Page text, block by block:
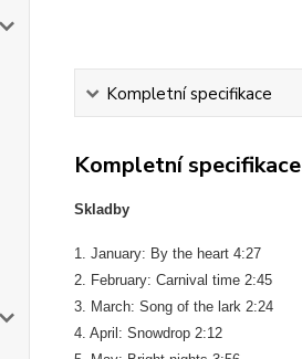
Kompletní specifikace
Kompletní specifikace
Skladby
1. January: By the heart 4:27
2. February: Carnival time 2:45
3. March: Song of the lark 2:24
4. April: Snowdrop 2:12